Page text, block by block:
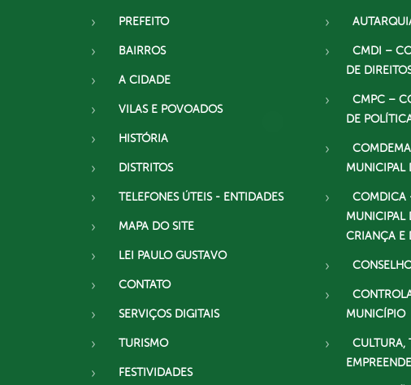
PREFEITO
BAIRROS
A CIDADE
VILAS E POVOADOS
HISTÓRIA
DISTRITOS
TELEFONES ÚTEIS - ENTIDADES
MAPA DO SITE
LEI PAULO GUSTAVO
CONTATO
SERVIÇOS DIGITAIS
TURISMO
FESTIVIDADES
CMDI –
DE
CMPC –
DE
MUNICIPAL
COMDICA
MUNICIPAL
CRIANÇA E
MUNICÍPIO
CULTURA,